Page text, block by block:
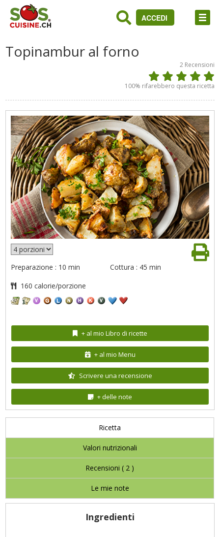
ACCEDI
Topinambur al forno
2 Recensioni
100% rifarebbero questa ricetta
Preparazione : 10 min Cottura : 45 min
160 calorie/porzione
+ al mio Libro di ricette
+ al mio Menu
Scrivere una recensione
+ delle note
Ricetta
Valori nutrizionali
Recensioni ( 2 )
Le mie note
Ingredienti